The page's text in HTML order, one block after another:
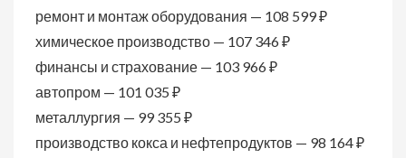
ремонт и монтаж оборудования — 108 599 ₽
химическое производство — 107 346 ₽
финансы и страхование — 103 966 ₽
автопром — 101 035 ₽
металлургия — 99 355 ₽
производство кокса и нефтепродуктов — 98 164 ₽